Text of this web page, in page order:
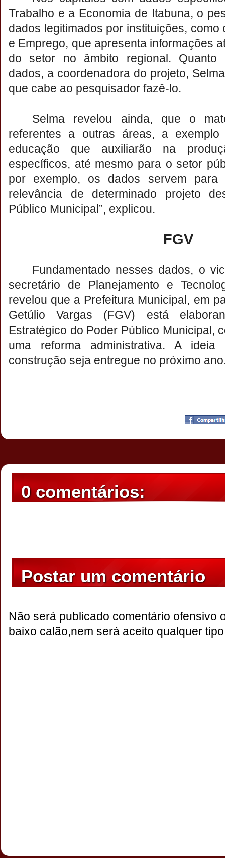
Trabalho e a Economia de Itabuna, o
dados legitimados por instituições, como
e Emprego, que apresenta informações
do setor no âmbito regional. Quanto
dados, a coordenadora do projeto,
que cabe ao pesquisador fazê-lo.
Selma revelou ainda, que o
referentes a outras áreas, a
educação que auxiliarão na
específicos, até mesmo para o setor
por exemplo, os dados servem para
relevância de determinado projeto
Público Municipal”, explicou.
FGV
Fundamentado nesses dados, o
secretário de Planejamento e
revelou que a Prefeitura Municipal, em
Getúlio Vargas (FGV) está
Estratégico do Poder Público Municipal,
uma reforma administrativa. A
construção seja entregue no próximo
22:22
0 comentários:
Postar um comentário
Não será publicado comentário ofensivo
baixo calão,nem será aceito qualquer